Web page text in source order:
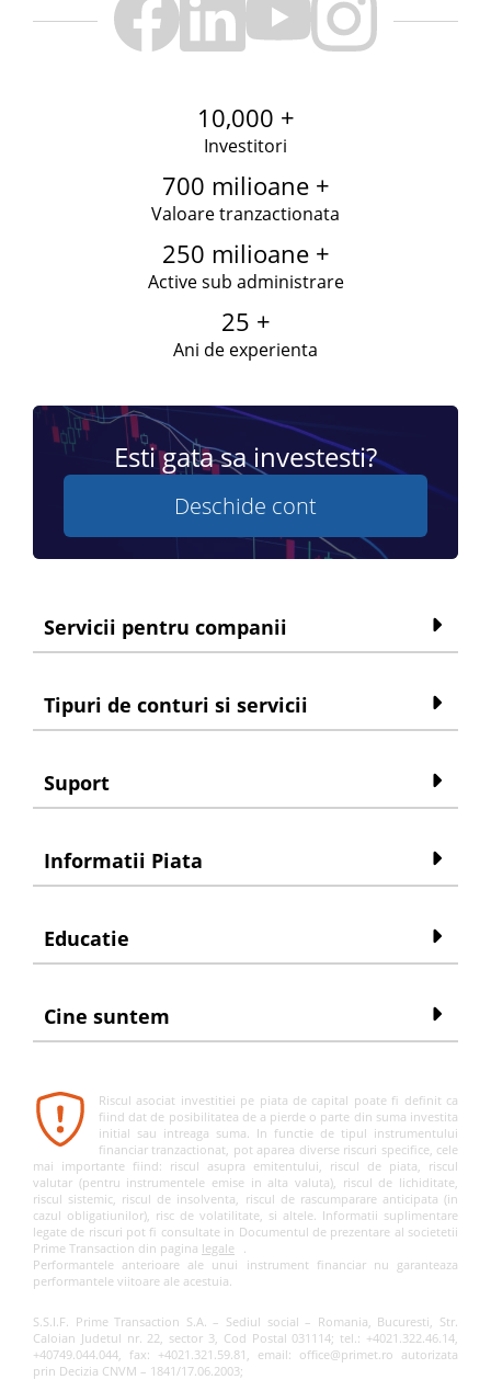
10,000 +
Investitori
700 milioane +
Valoare tranzactionata
250 milioane +
Active sub administrare
25 +
Ani de experienta
Esti gata sa investesti?
Deschide cont
Servicii pentru companii
Tipuri de conturi si servicii
Suport
Informatii Piata
Educatie
Cine suntem
Riscul asociat investitiei pe piata de capital poate fi definit ca
fiind dat de posibilitatea de a pierde o parte din suma investita
initial sau intreaga suma. In functie de tipul instrumentului
financiar tranzactionat, pot aparea diverse riscuri specifice, cele
mai importante fiind: riscul asupra emitentului, riscul de piata, riscul
valutar (pentru instrumentele emise in alta valuta), riscul de lichiditate,
riscul sistemic, riscul de insolventa, riscul de rascumparare anticipata (in
cazul obligatiunilor), risc de volatilitate, si altele. Informatii suplimentare
legate de riscuri pot fi consultate in Documentul de prezentare al societetii
Prime Transaction din pagina legale
Performantele anterioare ale unui instrument financiar nu garanteaza
performantele viitoare ale acestuia.
S.S.I.F. Prime Transaction S.A. – Sediul social – Romania, Bucuresti, Str.
Caloian Judetul nr. 22, sector 3, Cod Postal 031114; tel.: +4021.322.46.14,
+40749.044.044, fax: +4021.321.59.81, email: office@primet.ro autorizata
prin Decizia CNVM – 1841/17.06.2003;